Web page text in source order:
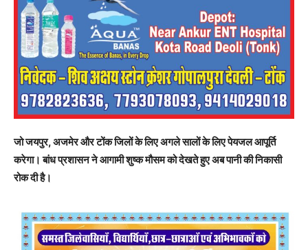
जो जयपुर, अजमेर और टोंक जिलों के लिए अगले सालों के लिए पेयजल आपूर्ति
करेगा। बांध प्रशासन ने आगामी शुष्क मौसम को देखते हुए अब पानी की निकासी
रोक दी है।